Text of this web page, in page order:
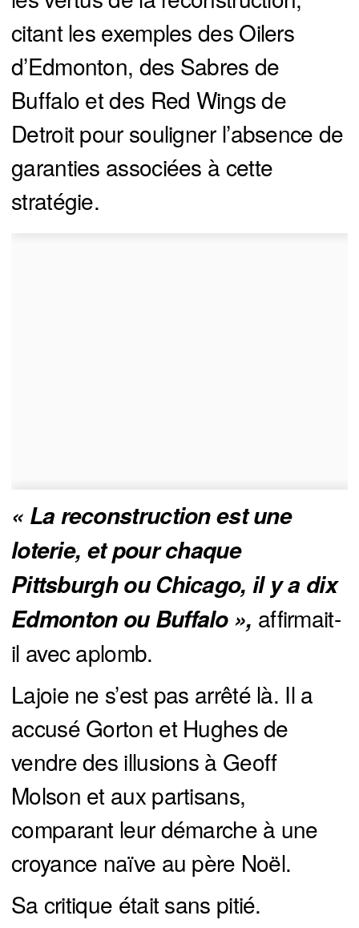
citant les exemples des Oilers
d’Edmonton, des Sabres de
Buffalo et des Red Wings de
Detroit pour souligner l’absence de
garanties associées à cette
stratégie.
« La reconstruction est une
loterie, et pour chaque
Pittsburgh ou Chicago, il y a dix
Edmonton ou Buffalo », affirmait-
il avec aplomb.
Lajoie ne s’est pas arrêté là. Il a
accusé Gorton et Hughes de
vendre des illusions à Geoff
Molson et aux partisans,
comparant leur démarche à une
croyance naïve au père Noël.
Sa critique était sans pitié.